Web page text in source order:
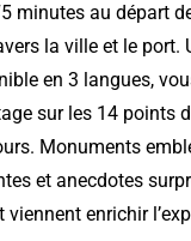
minutes au départ
la ville et le port.
en 3 langues,
sur les 14 points
Monuments
et anecdotes
viennent enrichir